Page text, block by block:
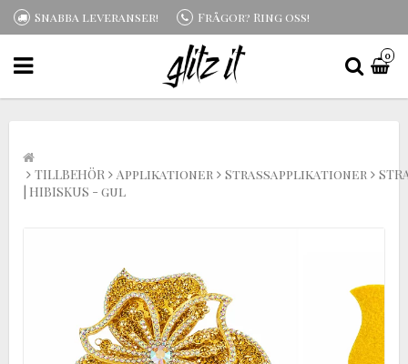
Snabba leveranser! Frågor? Ring oss!
0
TILLBEHÖR Applikationer Strassapplikationer
| HIBISKUS - gul